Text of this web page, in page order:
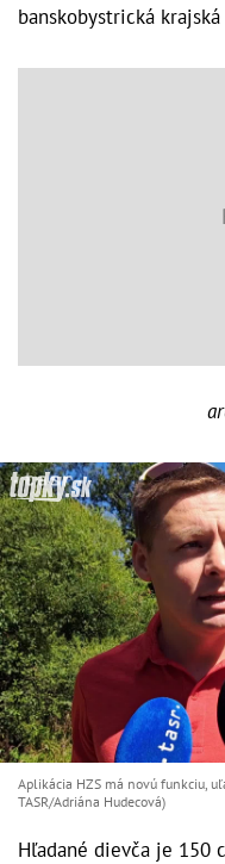
banskobystrická
Aplikácia HZS má novú funkciu,
TASR/Adriána Hudecová)
Hľadané dievča je 150